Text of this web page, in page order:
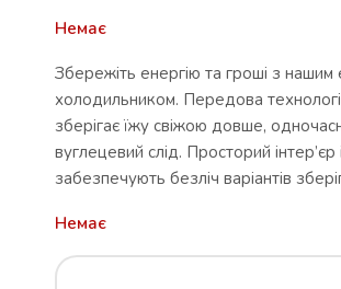
Немає
Збережіть енергію та гроші з
холодильником. Передова
зберігає їжу свіжою довше,
вуглецевий слід. Просторий інтер’єр
забезпечують безліч варіантів
Немає